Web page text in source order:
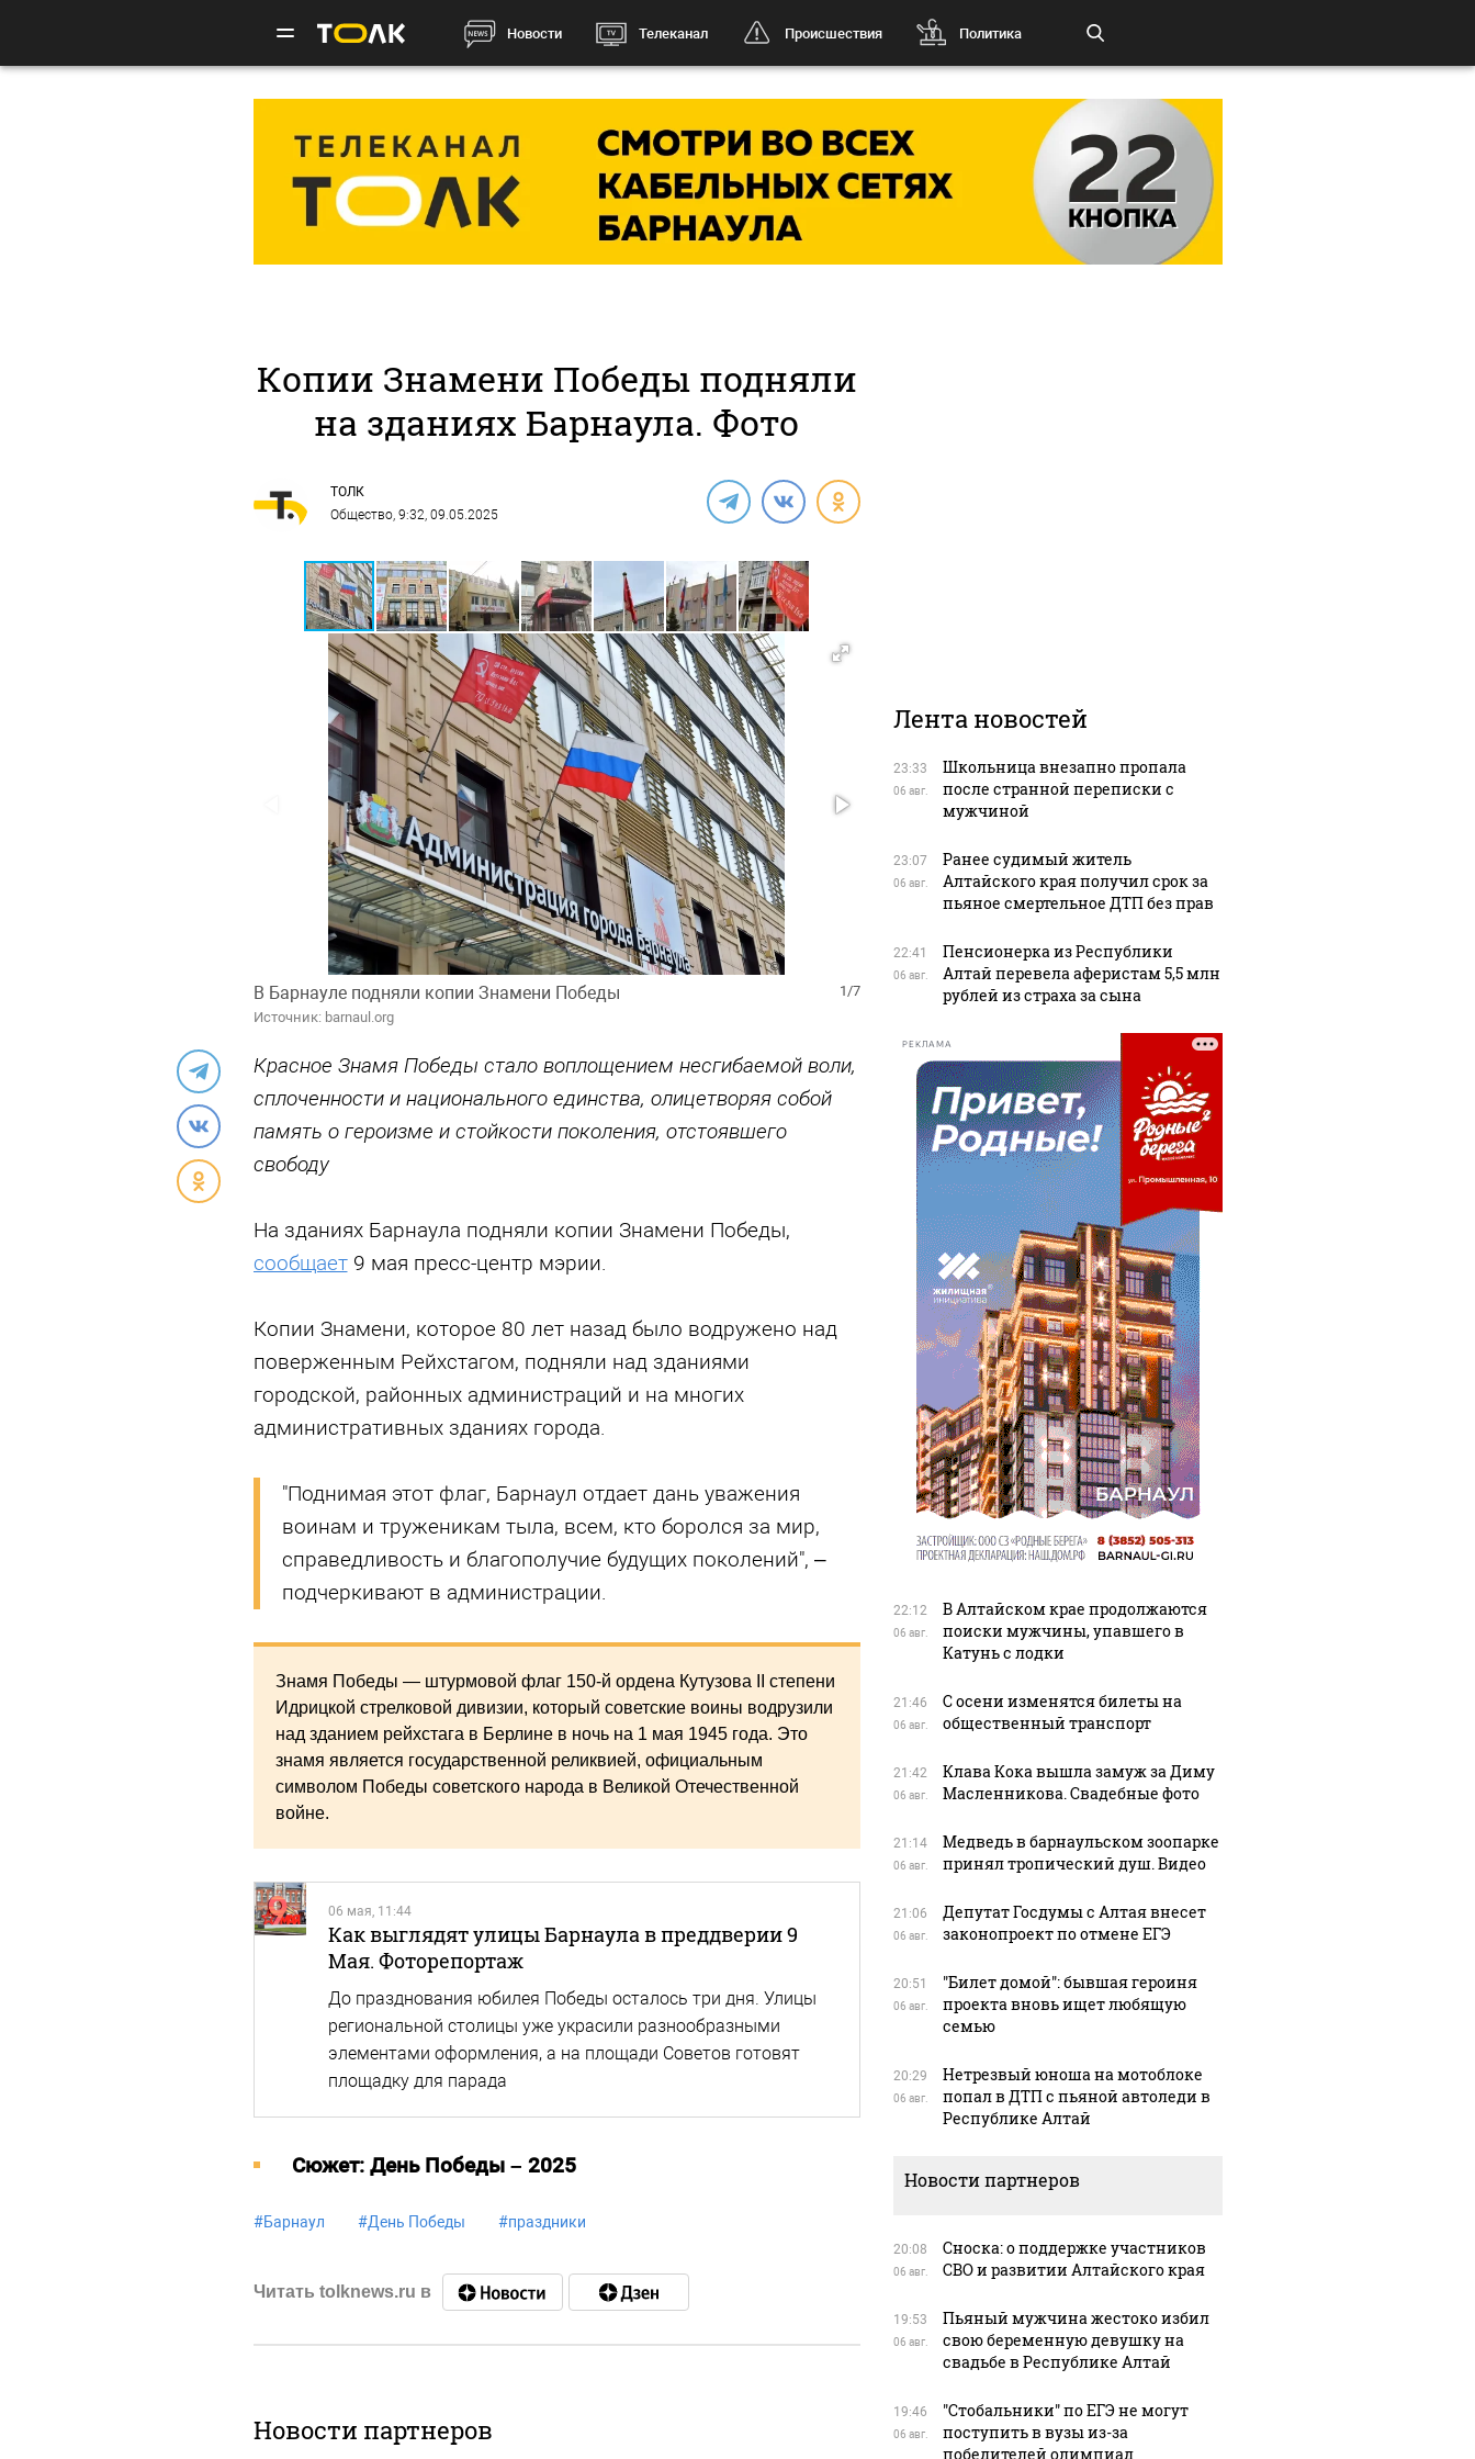
Новости Телеканал Происшествия Политика
Копии Знамени Победы подняли
на зданиях Барнаула. Фото
ТОЛК
Общество, 9:32, 09.05.2025
1/7
В Барнауле подняли копии Знамени Победы
Источник: barnaul.org
Красное Знамя Победы стало воплощением несгибаемой воли,
сплоченности и национального единства, олицетворяя собой
память о героизме и стойкости поколения, отстоявшего
свободу
На зданиях Барнаула подняли копии Знамени Победы,
сообщает9 мая пресс-центр мэрии.
Копии Знамени, которое 80 лет назад было водружено над
поверженным Рейхстагом, подняли над зданиями
городской, районных администраций и на многих
административных зданиях города.
"Поднимая этот флаг, Барнаул отдает дань уважения
воинам и труженикам тыла, всем, кто боролся за мир,
справедливость и благополучие будущих поколений", –
подчеркивают в администрации.
Знамя Победы — штурмовой флаг 150-й ордена Кутузова II степени
Идрицкой стрелковой дивизии, который советские воины водрузили
над зданием рейхстага в Берлине в ночь на 1 мая 1945 года. Это
знамя является государственной реликвией, официальным
символом Победы советского народа в Великой Отечественной
войне.
06 мая, 11:44
Как выглядят улицы Барнаула в преддверии 9
Мая. Фоторепортаж
До празднования юбилея Победы осталось три дня. Улицы
региональной столицы уже украсили разнообразными
элементами оформления, а на площади Советов готовят
площадку для парада
Cюжет: День Победы – 2025
#Барнаул #День Победы #праздники
Читать tolknews.ru в
Новости партнеров
Лента новостей
23:33
06 авг.
Школьница внезапно пропала
после странной переписки с
мужчиной
23:07
06 авг.
Ранее судимый житель
Алтайского края получил срок за
пьяное смертельное ДТП без прав
22:41
06 авг.
Пенсионерка из Республики
Алтай перевела аферистам 5,5 млн
рублей из страха за сына
РЕКЛАМА
22:12
06 авг.
В Алтайском крае продолжаются
поиски мужчины, упавшего в
Катунь с лодки
21:46
06 авг.
С осени изменятся билеты на
общественный транспорт
21:42
06 авг.
Клава Кока вышла замуж за Диму
Масленникова. Свадебные фото
21:14
06 авг.
Медведь в барнаульском зоопарке
принял тропический душ. Видео
21:06
06 авг.
Депутат Госдумы с Алтая внесет
законопроект по отмене ЕГЭ
20:51
06 авг.
"Билет домой": бывшая героиня
проекта вновь ищет любящую
семью
20:29
06 авг.
Нетрезвый юноша на мотоблоке
попал в ДТП с пьяной автоледи в
Республике Алтай
Новости партнеров
20:08
06 авг.
Сноска: о поддержке участников
СВО и развитии Алтайского края
19:53
06 авг.
Пьяный мужчина жестоко избил
свою беременную девушку на
свадьбе в Республике Алтай
19:46
06 авг.
"Стобальники" по ЕГЭ не могут
поступить в вузы из-за
победителей олимпиад